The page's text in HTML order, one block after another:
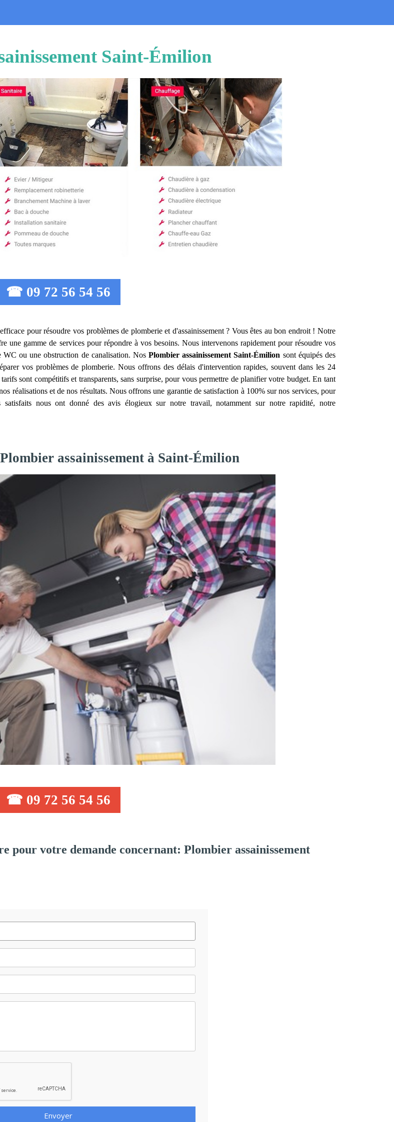
Saint-Émilion
☎ 09 72 56 54 56
pour résoudre vos problèmes de plomberie et d'assainissement ? Vous êtes au bon endroit ! Notre
une gamme de services pour répondre à vos besoins. Nous intervenons rapidement pour résoudre vos
WC ou une obstruction de canalisation. NosPlombier assainissement Saint-Émilion sont équipés des
vos problèmes de plomberie. Nous offrons des délais d'intervention rapides, souvent dans les 24
sont compétitifs et transparents, sans surprise, pour vous permettre de planifier votre budget. En tant
réalisations et de nos résultats. Nous offrons une garantie de satisfaction à 100% sur nos services, pour
nous ont donné des avis élogieux sur notre travail, notamment sur notre rapidité, notre
assainissement à Saint-Émilion
☎ 09 72 56 54 56
pour votre demande concernant: Plombier assainissement
Envoyer